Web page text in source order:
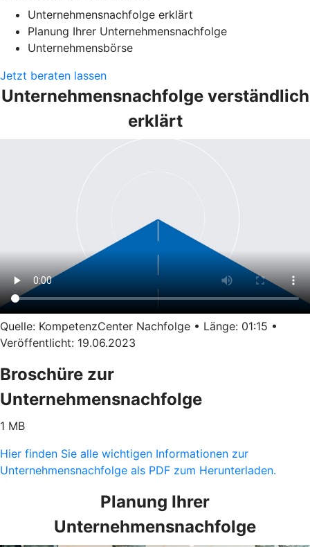
Unternehmensnachfolge erklärt
Planung Ihrer Unternehmensnachfolge
Unternehmensbörse
Jetzt beraten lassen
Unternehmensnachfolge verständlich
erklärt
Quelle: KompetenzCenter Nachfolge • Länge: 01:15 •
Veröffentlicht: 19.06.2023
Broschüre zur
Unternehmensnachfolge
1 MB
Hier finden Sie alle wichtigen Informationen zur
Unternehmensnachfolge als PDF zum Herunterladen.
Planung Ihrer
Unternehmensnachfolge